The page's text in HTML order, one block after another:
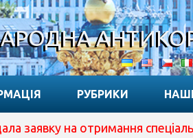
РУБРИКИ
на отримання